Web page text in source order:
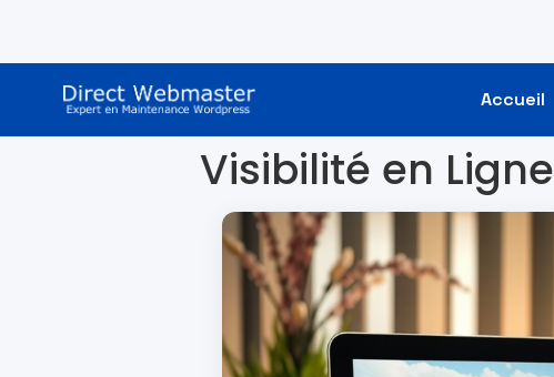
Accueil
Visibilité en Ligne